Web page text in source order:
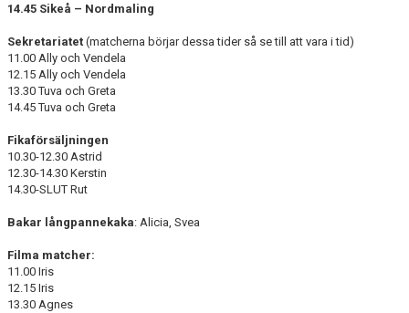
14.45 Sikeå – Nordmaling
Sekretariatet (matcherna börjar dessa tider så se till att vara i tid)
11.00 Ally och Vendela
12.15 Ally och Vendela
13.30 Tuva och Greta
14.45 Tuva och Greta
Fikaförsäljningen
10.30-12.30 Astrid
12.30-14.30 Kerstin
14.30-SLUT Rut
Bakar långpannekaka: Alicia, Svea
Filma matcher:
11.00 Iris
12.15 Iris
13.30 Agnes